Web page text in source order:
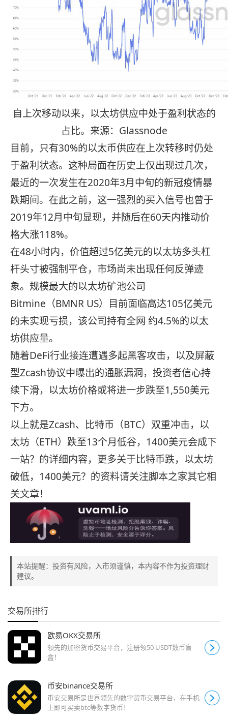
自上次移动以来，以太坊供应中处于盈利状态的
占比。来源：Glassnode
目前，只有30%的以太币供应在上次转移时仍处
于盈利状态。这种局面在历史上仅出现过几次，
最近的一次发生在2020年3月中旬的新冠疫情暴
跌期间。在此之前，这一强烈的买入信号也曾于
2019年12月中旬显现，并随后在60天内推动价
格大涨118%。
在48小时内，价值超过5亿美元的以太坊多头杠
杆头寸被强制平仓，市场尚未出现任何反弹迹
象。规模最大的以太坊矿池公司
Bitmine（BMNR US）目前面临高达105亿美元
的未实现亏损，该公司持有全网 约4.5%的以太
坊供应量。
随着DeFi行业接连遭遇多起黑客攻击，以及屏蔽
型Zcash协议中曝出的通胀漏洞，投资者信心持
续下滑，以太坊价格或将进一步跌至1,550美元
下方。
以上就是Zcash、比特币（BTC）双重冲击，以
太坊（ETH）跌至13个月低谷，1400美元会成下
一站？的详细内容，更多关于比特币跌，以太坊
破低，1400美元？的资料请关注脚本之家其它相
关文章！
本站提醒：投资有风险，入市须谨慎，本内容不作为投资理财
建议。
交易所排行
欧易OKX交易所
领先的加密货币交易平台，注册领50 USDT数币盲
盒！
币安binance交易所
币安交易所是世界领先的数字货币交易平台，在手机
上即可买卖btc等数字货币！